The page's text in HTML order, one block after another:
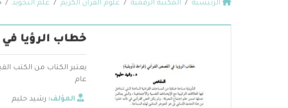
الرئيسية المكتبة الرقمية علوم القرآن الكريم علم التجويد
خطاب الرؤيا
يعتبر الكتاب من الكتب
عام
المؤلف: رشيد حليم